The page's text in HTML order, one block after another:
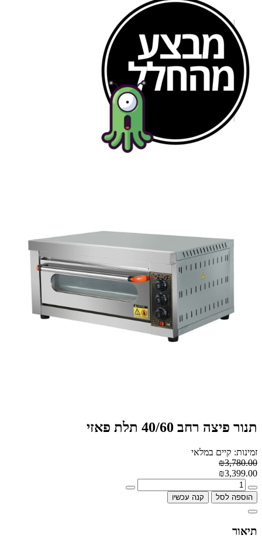
תנור פיצה רחב 40/60 תלת פאזי
זמינות: קיים במלאי
₪3,780.00
₪3,399.00
הוספה לסל קנה עכשיו
תיאור